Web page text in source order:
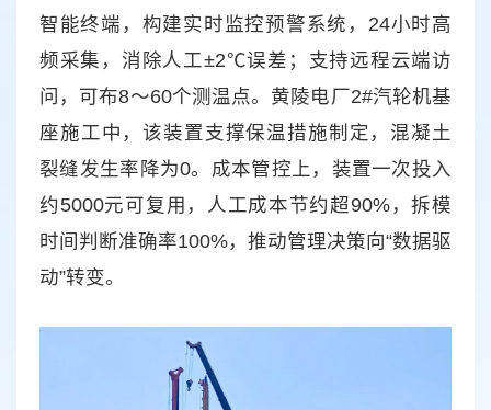
智能终端，构建实时监控预警系统，24小时高
频采集，消除人工±2℃误差；支持远程云端访
问，可布8～60个测温点。黄陵电厂2#汽轮机基
座施工中，该装置支撑保温措施制定，混凝土
裂缝发生率降为0。成本管控上，装置一次投入
约5000元可复用，人工成本节约超90%，拆模
时间判断准确率100%，推动管理决策向“数据驱
动”转变。